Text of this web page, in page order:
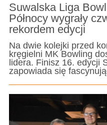
Suwalska Liga
Północy wygrały
rekordem edycji
Na dwie kolejki przed
kręgielni MK Bowling
lidera. Finisz 16. edycji
zapowiada się